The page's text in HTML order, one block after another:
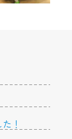
！